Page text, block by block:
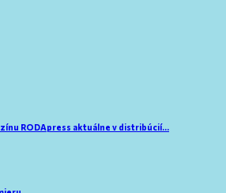
RODApress aktuálne v distribúcií…